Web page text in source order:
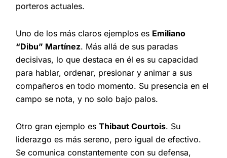
porteros actuales.
Uno de los más claros ejemplos es Emiliano
“Dibu” Martínez. Más allá de sus paradas
decisivas, lo que destaca en él es su capacidad
para hablar, ordenar, presionar y animar a sus
compañeros en todo momento. Su presencia en el
campo se nota, y no solo bajo palos.
Otro gran ejemplo esThibaut Courtois. Su
liderazgo es más sereno, pero igual de efectivo.
Se comunica constantemente con su defensa,